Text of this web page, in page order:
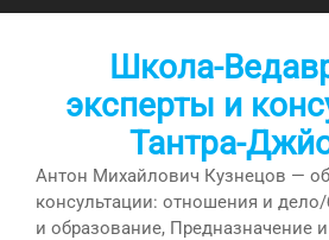
Перейти
Школа-
эксперты и
Тантра-
Антон Михайлович Кузнецов —
консультации: отношения и
и образование, Предназначение и